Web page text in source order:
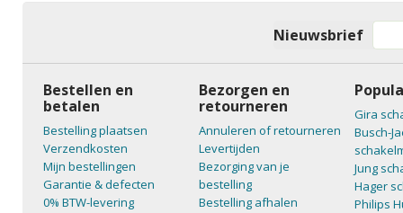
Nieuwsbrief
Bestellen en
betalen
Bestelling plaatsen
Verzendkosten
Mijn bestellingen
Garantie & defecten
0% BTW-levering
Bezorgen en
retourneren
Annuleren of retourneren
Levertijden
Bezorging van je
bestelling
Bestelling afhalen
Gira
Busch-
Jung
Hager
Philips